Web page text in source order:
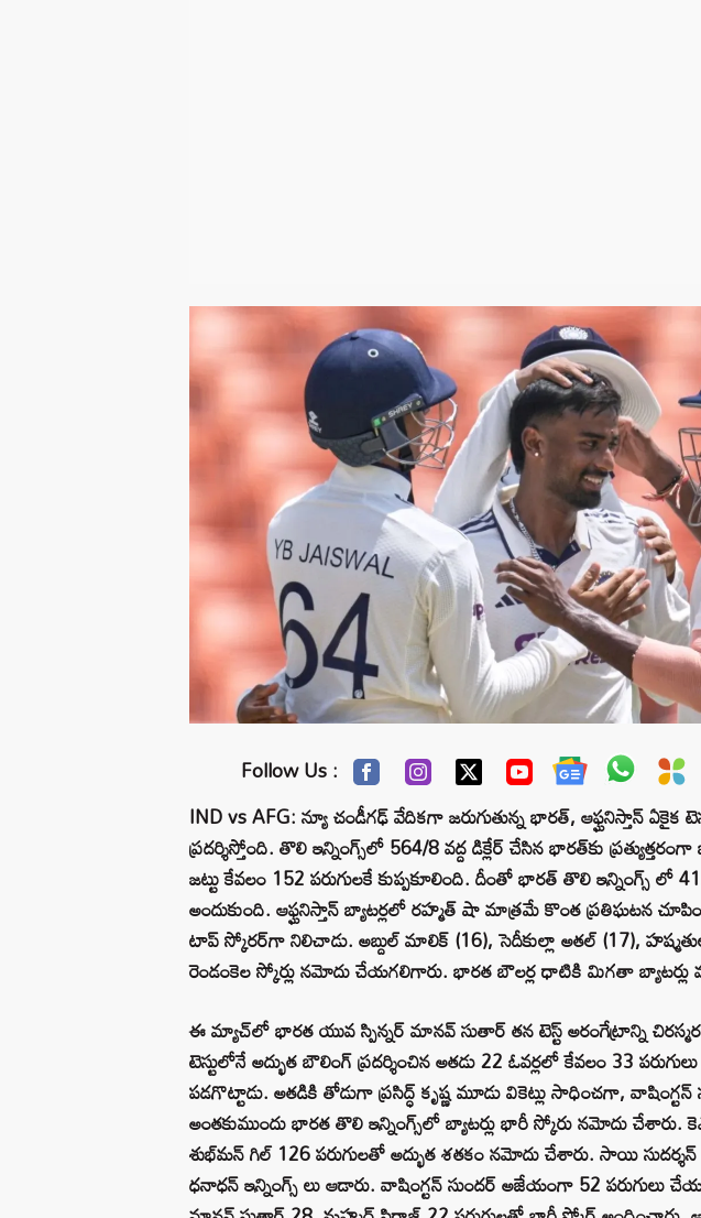
Follow Us :
IND vs AFG: న్యూ చండీగఢ్ వేదికగా జరుగుతున్న భారత్, ఆఫ్ఘనిస్తాన్
ప్రదర్శిస్తోంది. తొలి ఇన్నింగ్స్‌లో 564/8 వద్ద డిక్లేర్ చేసిన భారత్‌కు
జట్టు కేవలం 152 పరుగులకే కుప్పకూలింది. దీంతో భారత్ తొలి ఇన్నింగ్స్ లో
అందుకుంది. ఆఫ్ఘనిస్తాన్ బ్యాటర్లలో రహ్మత్ షా మాత్రమే కొంత ప్రతిఘటన
టాప్ స్కోరర్‌గా నిలిచాడు. అబ్దుల్ మాలిక్ (16), సెదీకుల్లా అతల్ (17),
రెండంకెల స్కోర్లు నమోదు చేయగలిగారు. భారత బౌలర్ల ధాటికి మిగతా
ఈ మ్యాచ్‌లో భారత యువ స్పిన్నర్ మానవ్ సుతార్ తన టెస్ట్ అరంగేట్రాన్ని
టెస్టులోనే అద్భుత బౌలింగ్ ప్రదర్శించిన అతడు 22 ఓవర్లలో కేవలం 33
పడగొట్టాడు. అతడికి తోడుగా ప్రసిద్ధ్ కృష్ణ మూడు వికెట్లు సాధించగా, వాషింగ్టన్
అంతకుముందు భారత తొలి ఇన్నింగ్స్‌లో బ్యాటర్లు భారీ స్కోరు నమోదు చేశారు.
శుభ్‌మన్ గిల్ 126 పరుగులతో అద్భుత శతకం నమోదు చేశారు. సాయి
ధనాధన్ ఇన్నింగ్స్ లు ఆడారు. వాషింగ్టన్ సుందర్ అజేయంగా 52